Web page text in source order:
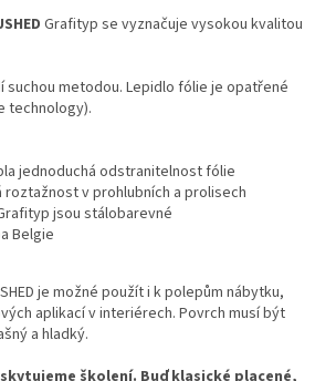
Grafityp se vyznačuje vysokou kvalitou
suchou metodou. Lepidlo fólie je opatřené
technology).
jednoduchá odstranitelnost fólie
roztažnost v prohlubních a prolisech
jsou stálobarevné
Belgie
je možné použít i k polepům nábytku,
aplikací v interiérech. Povrch musí být
a hladký.